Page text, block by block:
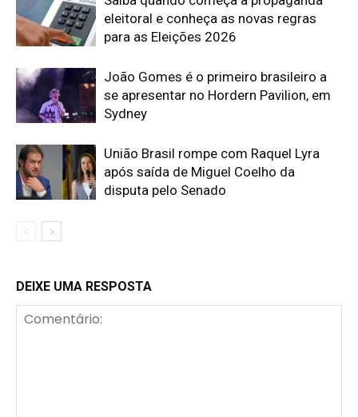
eleitoral e conheça as novas regras
para as Eleições 2026
João Gomes é o primeiro brasileiro a
se apresentar no Hordern Pavilion, em
Sydney
União Brasil rompe com Raquel Lyra
após saída de Miguel Coelho da
disputa pelo Senado
DEIXE UMA RESPOSTA